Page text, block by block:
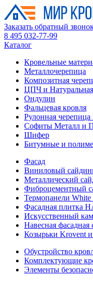
Заказать обратный
8 495 032-77-99
Каталог
Кровельные
Металлочерепица
Композитная
ЦПЧ и
Ондулин
Фальцевая кровля
Рулонная
Софиты Металл и
Шифер
Битумные и
Фасад
Виниловый
Металлический
Фиброцементный
Термопанели
Фасадная плитка
Искусственный
Навесная фасадная
Козырьки Krovent
Обустройство
Комплектующие
Элементы